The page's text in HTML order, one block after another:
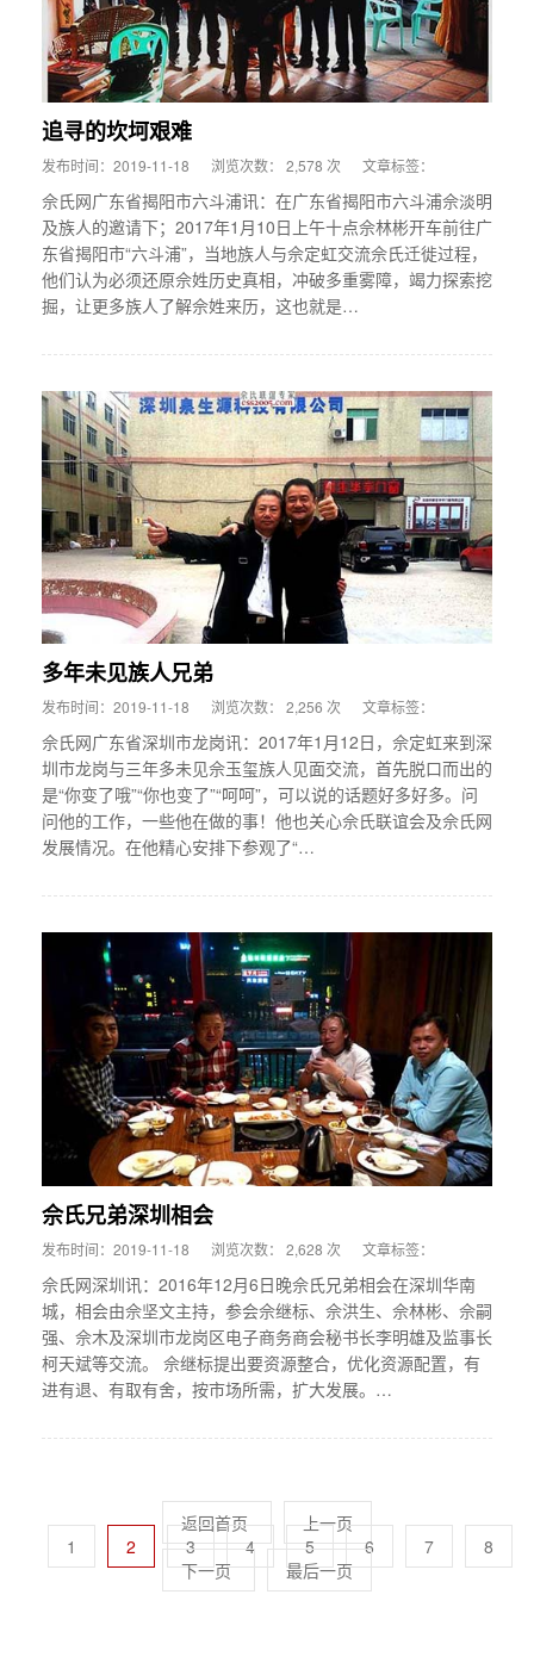
追寻的坎坷艰难
发布时间：2019-11-18 浏览次数： 2,578 次 文章标签：
佘氏网广东省揭阳市六斗浦讯：在广东省揭阳市六斗浦佘淡明
及族人的邀请下；2017年1月10日上午十点佘林彬开车前往广
东省揭阳市“六斗浦”，当地族人与佘定虹交流佘氏迁徙过程，
他们认为必须还原佘姓历史真相，冲破多重雾障，竭力探索挖
掘，让更多族人了解佘姓来历，这也就是…
多年未见族人兄弟
发布时间：2019-11-18 浏览次数： 2,256 次 文章标签：
佘氏网广东省深圳市龙岗讯：2017年1月12日，佘定虹来到深
圳市龙岗与三年多未见佘玉玺族人见面交流，首先脱口而出的
是“你变了哦”“你也变了”“呵呵”，可以说的话题好多好多。问
问他的工作，一些他在做的事！他也关心佘氏联谊会及佘氏网
发展情况。在他精心安排下参观了“…
佘氏兄弟深圳相会
发布时间：2019-11-18 浏览次数： 2,628 次 文章标签：
佘氏网深圳讯：2016年12月6日晚佘氏兄弟相会在深圳华南
城，相会由佘坚文主持，参会佘继标、佘洪生、佘林彬、佘嗣
强、佘木及深圳市龙岗区电子商务商会秘书长李明雄及监事长
柯天斌等交流。 佘继标提出要资源整合，优化资源配置，有
进有退、有取有舍，按市场所需，扩大发展。…
返回首页
上一页
1
2 3 4 5 6 7
8
下一页
最后一页